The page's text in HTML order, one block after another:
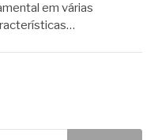
em várias